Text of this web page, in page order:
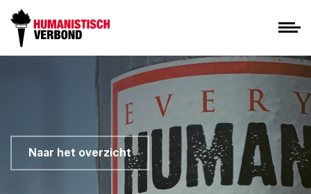
Naar het overzicht